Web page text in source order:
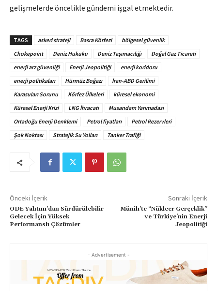
gelişmelerde öncelikle gündemi işgal etmektedir.
TAGS askeri strateji Basra Körfezi
bölgesel güvenlik
Chokepoint
Deniz Hukuku Deniz Taşımacılığı
Doğal Gaz Ticareti
enerji arz güvenliği
Enerji Jeopolitiği
enerji koridoru
enerji politikaları
Hürmüz Boğazı
İran-ABD Gerilimi
Karasuları Sorunu
Körfez Ülkeleri
küresel ekonomi
Küresel Enerji Krizi
LNG İhracatı
Musandam Yarımadası
Ortadoğu Enerji Denklemi
Petrol fiyatları
Petrol Rezervleri
Şok Noktası
Stratejik Su Yolları Tanker Trafiği
Önceki İçerik
ODE Yalıtım’dan Sürdürülebilir
Gelecek İçin Yüksek
Performanslı Çözümler
Sonraki İçerik
Münih’te “Nükleer Gerçeklik”
ve Türkiye’nin Enerji
Jeopolitiği
- Advertisement -